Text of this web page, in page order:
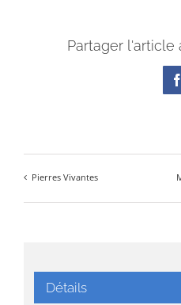
Partager l'article
Pierres Vivantes
Détails